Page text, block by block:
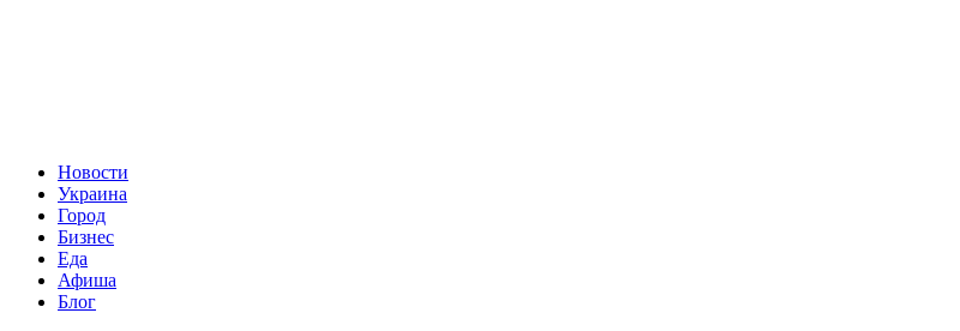
Новости
Украина
Город
Бизнес
Еда
Афиша
Блог